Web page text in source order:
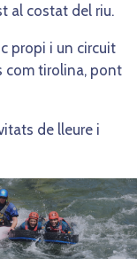
al costat del riu.
propi i un circuit
com tirolina, pont
de lleure i